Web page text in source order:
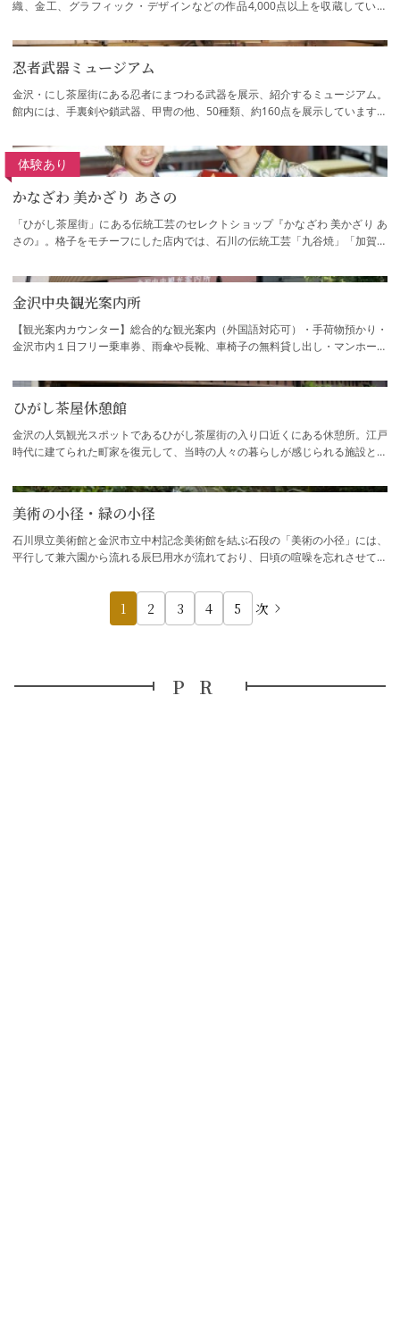
織、金工、グラフィック・デザインなどの作品4,000点以上を収蔵していま
忍者武器ミュージアム
金沢・にし茶屋街にある忍者にまつわる武器を展示、紹介するミュージアム。
館内には、手裏剣や鎖武器、甲冑の他、50種類、約160点を展示しています。
かなざわ 美かざり あさの
体験あり
「ひがし茶屋街」にある伝統工芸のセレクトショップ『かなざわ 美かざり あ
さの』。格子をモチーフにした店内では、石川の伝統工芸「九谷焼」「加賀友
金沢中央観光案内所
【観光案内カウンター】総合的な観光案内（外国語対応可）・手荷物預かり・
金沢市内１日フリー乗車券、雨傘や長靴、車椅子の無料貸し出し・マンホール
ひがし茶屋休憩館
金沢の人気観光スポットであるひがし茶屋街の入り口近くにある休憩所。江戸
時代に建てられた町家を復元して、当時の人々の暮らしが感じられる施設とな
美術の小径・緑の小径
石川県立美術館と金沢市立中村記念美術館を結ぶ石段の「美術の小径」には、
平行して兼六園から流れる辰巳用水が流れており、日頃の喧噪を忘れさせてく
1 2 3 4 5 次
PR